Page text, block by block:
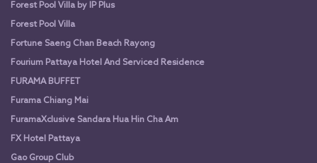
Forest Pool Villa by IP Plus
Forest Pool Villa
Fortune Saeng Chan Beach Rayong
Fourium Pattaya Hotel And Serviced Residence
FURAMA BUFFET
Furama Chiang Mai
FuramaXclusive Sandara Hua Hin Cha Am
FX Hotel Pattaya
Gao Group Club